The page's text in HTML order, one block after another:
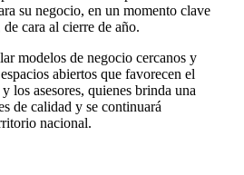
su negocio, en un momento clave
cara al cierre de año.
modelos de negocio cercanos y
abiertos que favorecen el
los asesores, quienes brinda una
de calidad y se continuará
nacional.